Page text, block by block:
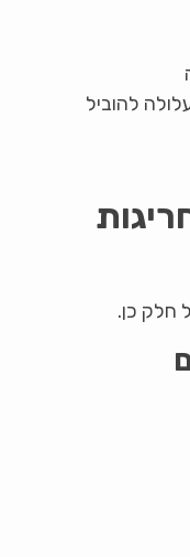
להוביל
חלק כן.